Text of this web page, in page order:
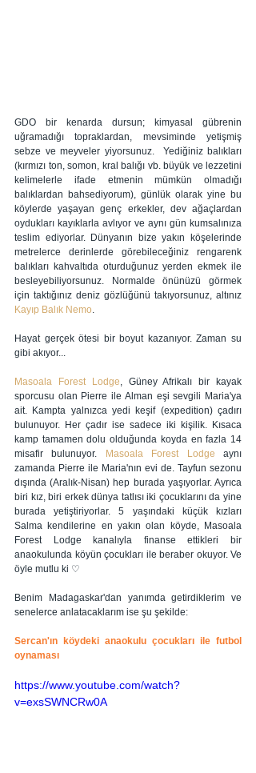
GDO bir kenarda dursun; kimyasal gübrenin
uğramadığı topraklardan, mevsiminde yetişmiş
sebze ve meyveler yiyorsunuz.  Yediğiniz balıkları
(kırmızı ton, somon, kral balığı vb. büyük ve lezzetini
kelimelerle ifade etmenin mümkün olmadığı
balıklardan bahsediyorum), günlük olarak yine bu
köylerde yaşayan genç erkekler, dev ağaçlardan
oydukları kayıklarla avlıyor ve aynı gün kumsalınıza
teslim ediyorlar. Dünyanın bize yakın köşelerinde
metrelerce derinlerde görebileceğiniz rengarenk
balıkları kahvaltıda oturduğunuz yerden ekmek ile
besleyebiliyorsunuz. Normalde önünüzü görmek
Kayıp Balık Nemo.
Hayat gerçek ötesi bir boyut kazanıyor. Zaman su
gibi akıyor...
Masoala Forest Lodge, Güney Afrikalı bir kayak
sporcusu olan Pierre ile Alman eşi sevgili Maria'ya
ait. Kampta yalnızca yedi keşif (expedition) çadırı
bulunuyor. Her çadır ise sadece iki kişilik. Kısaca
kamp tamamen dolu olduğunda koyda en fazla 14
misafir bulunuyor.
Masoala Forest Lodge aynı
zamanda Pierre ile Maria'nın evi de. Tayfun sezonu
dışında (Aralık-Nisan) hep burada yaşıyorlar. Ayrıca
biri kız, biri erkek dünya tatlısı iki çocuklarını da yine
burada yetiştiriyorlar. 5 yaşındaki küçük kızları
Salma kendilerine en yakın olan köyde, Masoala
Forest Lodge kanalıyla finanse ettikleri bir
anaokulunda köyün çocukları ile beraber okuyor. Ve
öyle mutlu ki ♡
Benim Madagaskar'dan yanımda getirdiklerim ve
senelerce anlatacaklarım ise şu şekilde:
Sercan'ın köydeki anaokulu çocukları ile futbol
oynaması
https://www.youtube.com/watch?
v=exsSWNCRw0A